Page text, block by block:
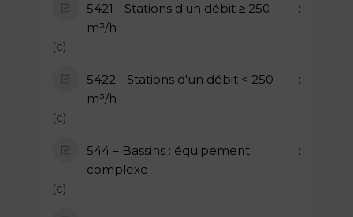
5421 - Stations d'un débit ≥ 250
m³/h
(c)
5422 - Stations d'un débit < 250
m³/h
(c)
544 – Bassins : équipement
complexe
(c)